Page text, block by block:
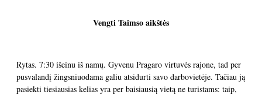
Vengti Taimso aikštės
Rytas. 7:30 išeinu iš namų. Gyvenu Pragaro virtuvės rajone, tad per
pusvalandį žingsniuodama galiu atsidurti savo darbovietėje. Tačiau ją
pasiekti tiesiausias kelias yra per baisiausią vietą ne turistams: taip,